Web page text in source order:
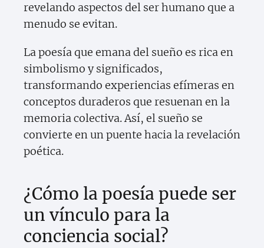
revelando aspectos del ser humano que a
menudo se evitan.
La poesía que emana del sueño es rica en
simbolismo y significados,
transformando experiencias efímeras en
conceptos duraderos que resuenan en la
memoria colectiva. Así, el sueño se
convierte en un puente hacia la revelación
poética.
¿Cómo la poesía puede ser
un vínculo para la
conciencia social?